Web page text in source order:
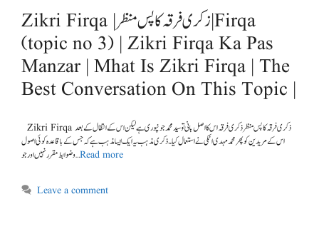
Zikri Firqa |زکری فرقہ کا پس منظر | Firqa
(topic no 3) | Zikri Firqa Ka Pas
Manzar | Mhat Is Zikri Firqa | The
Best Conversation On This Topic |
Zikri Firqa ذکری فرقہ کا پس منظر ذکری فرقہ اس کا اصل بانی تو سید محمد جونپوری ہے لیکن اس کے انتقال کے بعد
اس کے مریدین کو پھر محمد مہدی اٹکی نے استعمال کیا۔ ذکری مذہب یہ ایک ایسا مذہب ہے کہ جس کے باقاعدہ کوئی اصول
وضوابط مقرر نہیں اور جو …Read more
Leave a comment